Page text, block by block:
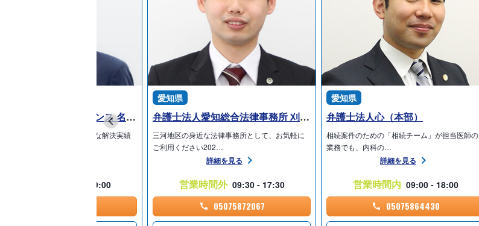
弁護士法人プロテクトスタンス 名古屋事務所
言に関するお悩みは、豊富な解決実績
09:00 - 19:00
愛知県
弁護士法人愛知総合法律事務所 刈谷事務所
三河地区の身近な法律事務所として、お気軽に
ご利用ください202…
詳細を見る
営業時間外 09:30 - 17:30
05075872067
愛知県
弁護士法人心（本部）
相続案件のための「相続チーム」が担当医師の
業務でも、内科の…
詳細を見る
営業時間内 09:00 - 18:00
05075864430